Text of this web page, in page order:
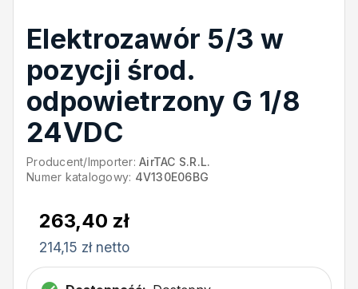
Elektrozawór 5/3 w
pozycji środ.
odpowietrzony G 1/8
24VDC
Producent/Importer: AirTAC S.R.L.
Numer katalogowy: 4V130E06BG
263,40 zł
214,15 zł netto